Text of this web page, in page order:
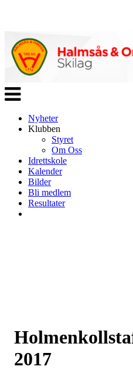
Veksle
navigasjon
Nyheter
Klubben
Styret
Om Oss
Idrettskole
Kalender
Bilder
Bli medlem
Resultater
2017